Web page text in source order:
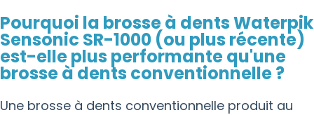
Pourquoi la brosse à dents Waterpik
Sensonic SR-1000 (ou plus récente)
est-elle plus performante qu'une
brosse à dents conventionnelle ?
Une brosse à dents conventionnelle produit au